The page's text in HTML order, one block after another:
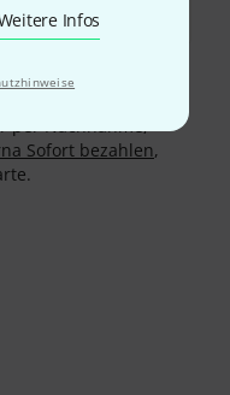
Infos
per Nachnahme,
Sofort bezahlen,